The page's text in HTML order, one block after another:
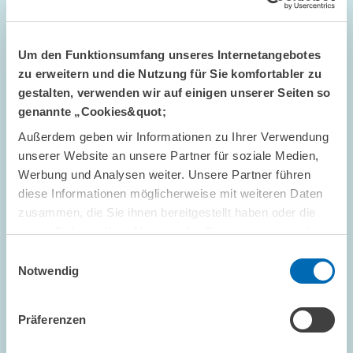
Um den Funktionsumfang unseres Internetangebotes
zu erweitern und die Nutzung für Sie komfortabler zu
gestalten, verwenden wir auf einigen unserer Seiten so
genannte „Cookies&quot;
Außerdem geben wir Informationen zu Ihrer Verwendung
unserer Website an unsere Partner für soziale Medien,
Werbung und Analysen weiter. Unsere Partner führen
diese Informationen möglicherweise mit weiteren Daten
zusammen, die Sie ihnen bereitgestellt haben oder die
sie im Rahmen Ihrer Nutzung der Dienste gesammelt
Notwendig
Präferenzen
Defizitsünder Portugal und Spanien
PRESSE UND REDAKTION
EURORAUM
HAUSHALTSDEFIZIT
Bild
in
vergrößerter